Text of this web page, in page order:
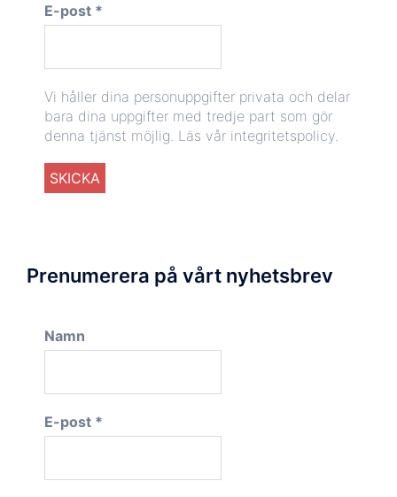
E-post *
Vi håller dina personuppgifter privata och delar
bara dina uppgifter med tredje part som gör
denna tjänst möjlig. Läs vår integritetspolicy.
Prenumerera på vårt nyhetsbrev
Namn
E-post *